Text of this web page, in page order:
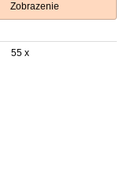
Zobrazenie
55 x